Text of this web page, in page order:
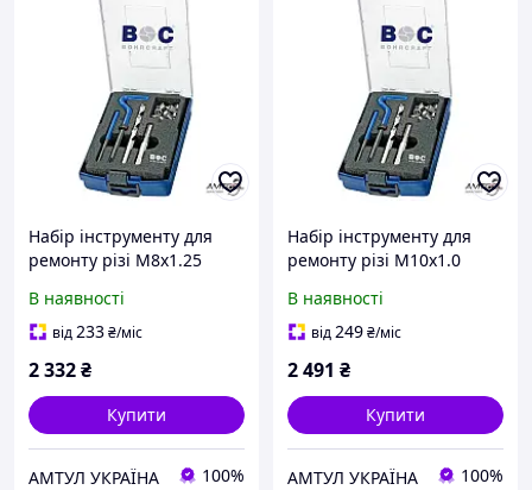
Набір інструменту для
ремонту різі M8х1.25
В наявності
від233₴/міс
2 332₴
Купити
АМТУЛ УКРАЇНА 100%
Набір інструменту для
ремонту різі M10x1.0
В наявності
від249₴/міс
2 491 ₴
Купити
АМТУЛ УКРАЇНА 100%